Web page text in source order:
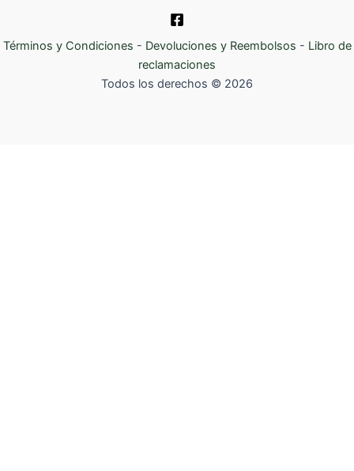
Términos y Condiciones - Devoluciones y Reembolsos - Libro de
reclamaciones
Todos los derechos © 2026